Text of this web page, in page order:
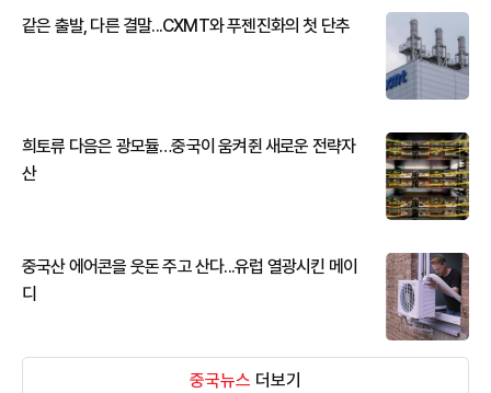
같은 출발, 다른 결말...CXMT와 푸젠진화의 첫 단추
희토류 다음은 광모듈…중국이 움켜쥔 새로운 전략자
산
중국산 에어콘을 웃돈 주고 산다...유럽 열광시킨 메이
디
중국뉴스 더보기